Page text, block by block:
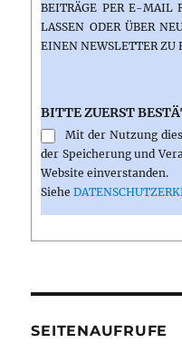
BEITRÄGE PER E-MAIL
ASSEN ODER ÜBER
INEN NEWSLETTER ZU
BITTE ZUERST
Mit der Nutzung
der Speicherung und
Website einverstanden.
Siehe
SEITENAUFRUFE